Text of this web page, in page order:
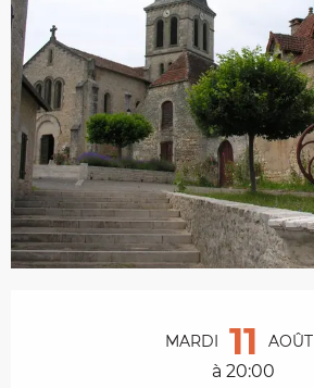
MARDI 11 AOÛT
à 20:00